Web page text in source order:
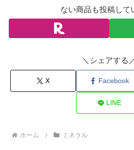
ない商品も投稿して
＼シェアする
X Facebook
LINE
ホーム ミネラル